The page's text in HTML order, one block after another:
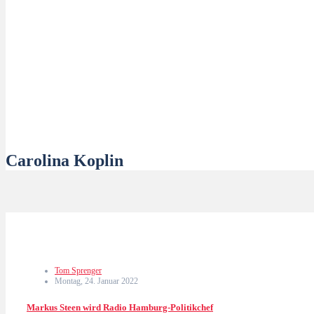
Carolina Koplin
Tom Sprenger
Montag, 24. Januar 2022
Markus Steen wird Radio Hamburg-Politikchef